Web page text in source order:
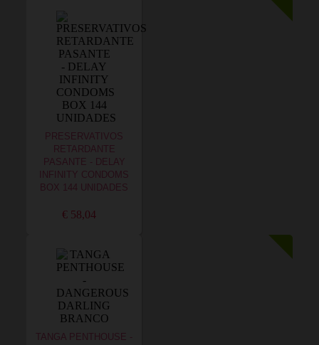
PRESERVATIVOS
RETARDANTE
PASANTE - DELAY
INFINITY CONDOMS
BOX 144 UNIDADES
€ 58,04
TANGA PENTHOUSE -